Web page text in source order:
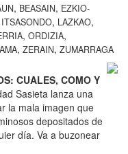
, BEASAIN, EZKIO-
ITSASONDO, LAZKAO,
, ORDIZIA,
, ZERAIN, ZUMARRAGA
CUALES, COMO Y
Sasieta lanza una
la mala imagen que
depositados de
día. Va a buzonear